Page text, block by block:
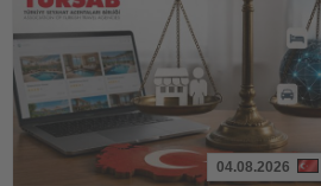
04.08.2026